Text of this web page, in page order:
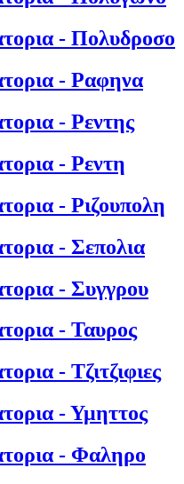
- Πολυδροσο
- Ραφηνα
- Ρεντης
- Ρεντη
- Ριζουπολη
- Σεπολια
- Συγγρου
- Ταυρος
- Τζιτζιφιες
- Υμηττος
- Φαληρο